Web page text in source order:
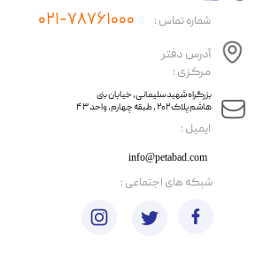
​ایمیل :
آدرس دفتر
مرکزی :
info@petabad.com
​​بزرگراه شهید سلیمانی، خیابان بنی
هاشم پلاک ۲۰۲ ، طبقه چهارم، واحد ۴۳
شماره تماس : ۰۲۱-۷۸۷۶۱۰۰۰
​شبکه های اجتماعی :